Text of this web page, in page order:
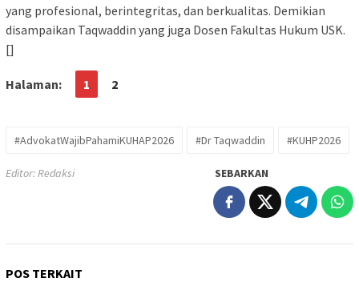
yang profesional, berintegritas, dan berkualitas. Demikian
disampaikan Taqwaddin yang juga Dosen Fakultas Hukum USK.
[]
Halaman: 1 2
#AdvokatWajibPahamiKUHAP2026 #Dr Taqwaddin #KUHP2026
Editor: Redaksi SEBARKAN
POS TERKAIT